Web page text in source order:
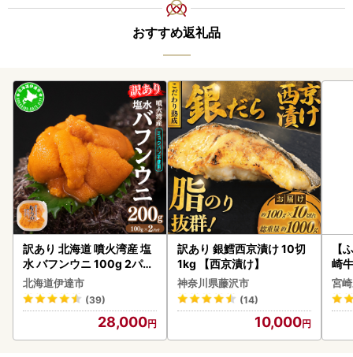
おすすめ返礼品
訳あり 北海道 噴火湾産 塩
水 バフンウニ 100g 2パッ
ク 計200g 《アフター保証
付き》うに ウニ 雲丹 海鮮
海の幸 魚介類 ウニ丼 お寿
司 濃厚 無添加 産地直送 お
取り寄せ 山村水産 送料無
北海道伊達市
(39)
28,000
訳あり 銀鱈西京漬け 10切
1kg 【西京漬け】
神奈川県藤沢市
(14)
10,000
【
崎
-VO
宮